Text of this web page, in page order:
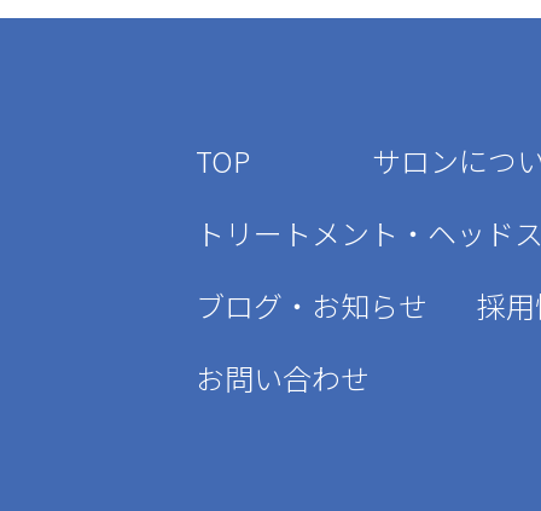
TOP
サロンにつ
トリートメント・ヘッド
ブログ・お知らせ
採
お問い合わせ